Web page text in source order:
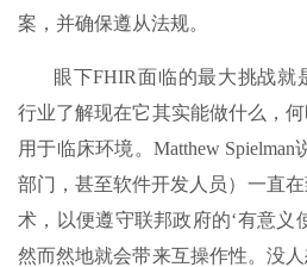
案，并确保遵从法规。
眼下FHIR面临的最大挑战就
行业了解现在它其实能做什么，何
用于临床环境。Matthew
部门，甚至软件开发人员）一直
术，以便遵守联邦政府的‘有意义
然而然地就会带来互操作性。没